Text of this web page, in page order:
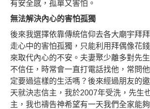
有安全感，孤單又害怕。
無法解決內心的害怕孤獨
後來我選擇依靠傳統信仰去各大廟宇拜
走心中的害怕孤獨，只能利用拜偶像花
來取代內心的不安。夫妻聚少離多對先
不信任，時常會一直打電話找他，常問
定要過這樣的生活嗎？後來經過朋友的
天就決志信主，我於2007年受洗，先生
主，我也禱告神希望有一天我們全家能